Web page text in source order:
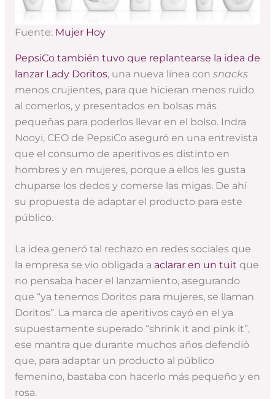
Fuente: Mujer Hoy
PepsiCo también tuvo que replantearse la idea de
lanzar Lady Doritos, una nueva línea con snacks
menos crujientes, para que hicieran menos ruido
al comerlos, y presentados en bolsas más
pequeñas para poderlos llevar en el bolso. Indra
Nooyi, CEO de PepsiCo aseguró en una entrevista
que el consumo de aperitivos es distinto en
hombres y en mujeres, porque a ellos les gusta
chuparse los dedos y comerse las migas. De ahí
su propuesta de adaptar el producto para este
público.
La idea generó tal rechazo en redes sociales que
la empresa se vio obligada a aclarar en un tuit que
no pensaba hacer el lanzamiento, asegurando
que “ya tenemos Doritos para mujeres, se llaman
Doritos”. La marca de aperitivos cayó en el ya
supuestamente superado “shrink it and pink it”,
ese mantra que durante muchos años defendió
que, para adaptar un producto al público
femenino, bastaba con hacerlo más pequeño y en
rosa.